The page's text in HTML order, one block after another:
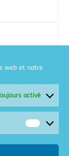
web et notre
activé